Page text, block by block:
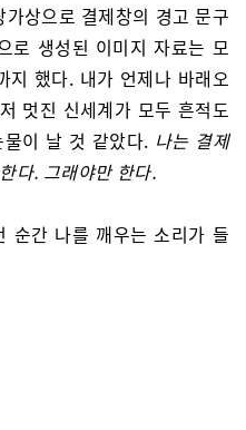
상으로 결제창의 경고 문구
로 생성된 이미지 자료는 모
지 했다. 내가 언제나 바래오
멋진 신세계가 모두 흔적도
이 날 것 같았다. 나는 결제
다. 그래야만 한다.
순간 나를 깨우는 소리가 들